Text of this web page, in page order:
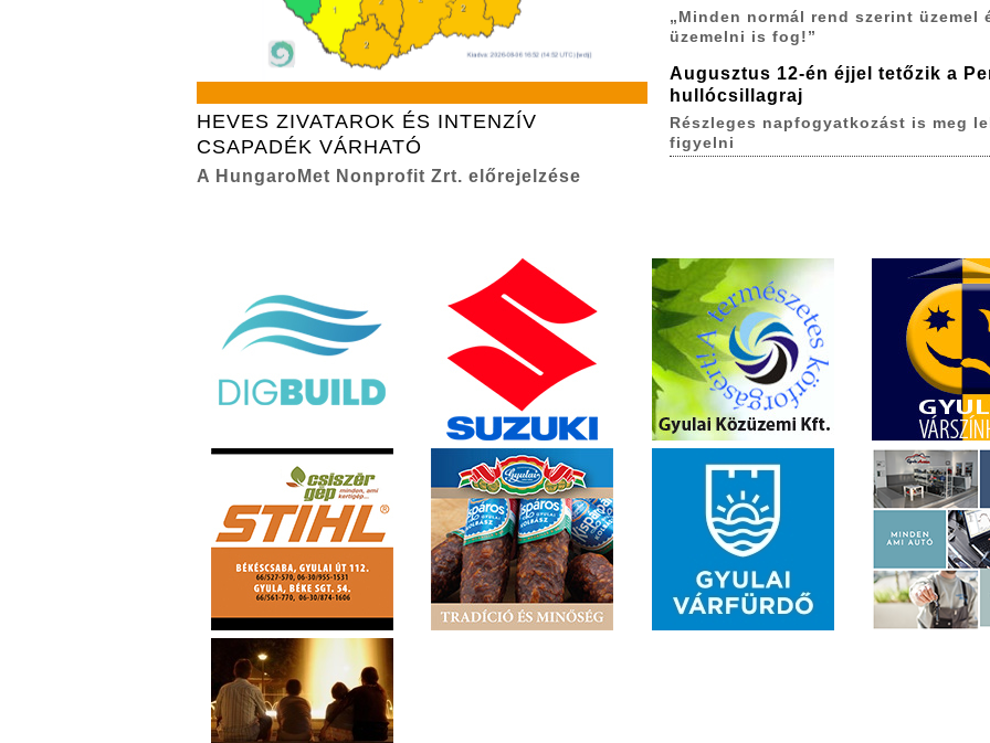
HEVES ZIVATAROK ÉS INTENZÍV
CSAPADÉK VÁRHATÓ
A HungaroMet Nonprofit Zrt. előrejelzése
„Minden normál rend szerint üzemel
üzemelni is fog!”
Augusztus 12-én éjjel tetőzik a
hullócsillagraj
Részleges napfogyatkozást is meg
figyelni